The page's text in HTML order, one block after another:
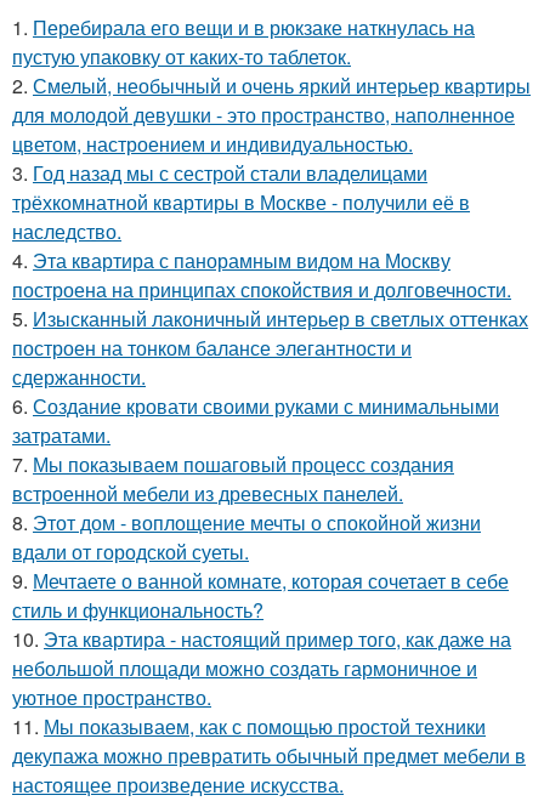
1. Перебирала его вещи и в рюкзаке наткнулась на
пустую упаковку от каких-то таблеток.
2. Смелый, необычный и очень яркий интерьер квартиры
для молодой девушки - это пространство, наполненное
цветом, настроением и индивидуальностью.
3. Год назад мы с сестрой стали владелицами
трёхкомнатной квартиры в Москве - получили её в
наследство.
4. Эта квартира с панорамным видом на Москву
построена на принципах спокойствия и долговечности.
5. Изысканный лаконичный интерьер в светлых оттенках
построен на тонком балансе элегантности и
сдержанности.
6. Создание кровати своими руками с минимальными
затратами.
7. Мы показываем пошаговый процесс создания
встроенной мебели из древесных панелей.
8. Этот дом - воплощение мечты о спокойной жизни
вдали от городской суеты.
9. Мечтаете о ванной комнате, которая сочетает в себе
стиль и функциональность?
10. Эта квартира - настоящий пример того, как даже на
небольшой площади можно создать гармоничное и
уютное пространство.
11. Мы показываем, как с помощью простой техники
декупажа можно превратить обычный предмет мебели в
настоящее произведение искусства.